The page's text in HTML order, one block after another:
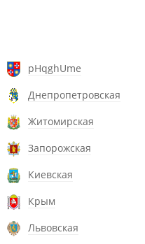
pHqghUme
Днепропетровская
Житомирская
Запорожская
Киевская
Крым
Львовская